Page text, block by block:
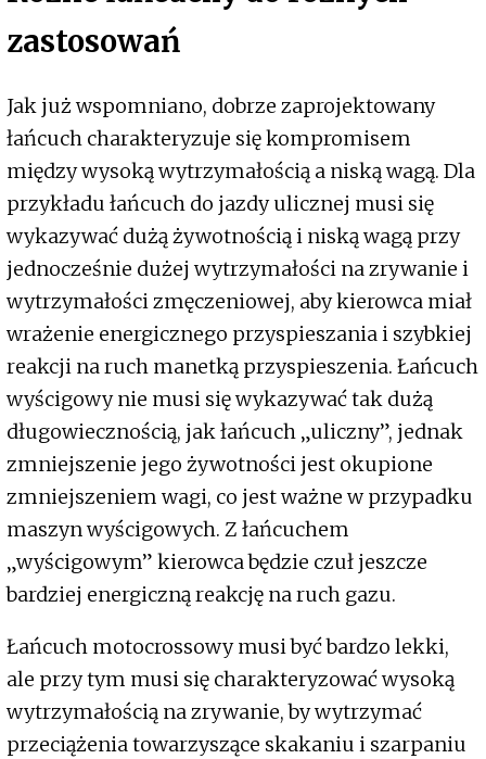
zastosowań
Jak już wspomniano, dobrze zaprojektowany
łańcuch charakteryzuje się kompromisem
między wysoką wytrzymałością a niską wagą. Dla
przykładu łańcuch do jazdy ulicznej musi się
wykazywać dużą żywotnością i niską wagą przy
jednocześnie dużej wytrzymałości na zrywanie i
wytrzymałości zmęczeniowej, aby kierowca miał
wrażenie energicznego przyspieszania i szybkiej
reakcji na ruch manetką przyspieszenia. Łańcuch
wyścigowy nie musi się wykazywać tak dużą
długowiecznością, jak łańcuch „uliczny”, jednak
zmniejszenie jego żywotności jest okupione
zmniejszeniem wagi, co jest ważne w przypadku
maszyn wyścigowych. Z łańcuchem
„wyścigowym” kierowca będzie czuł jeszcze
bardziej energiczną reakcję na ruch gazu.
Łańcuch motocrossowy musi być bardzo lekki,
ale przy tym musi się charakteryzować wysoką
wytrzymałością na zrywanie, by wytrzymać
przeciążenia towarzyszące skakaniu i szarpaniu